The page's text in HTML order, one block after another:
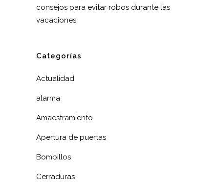
consejos para evitar robos durante las
vacaciones
Categorías
Actualidad
alarma
Amaestramiento
Apertura de puertas
Bombillos
Cerraduras